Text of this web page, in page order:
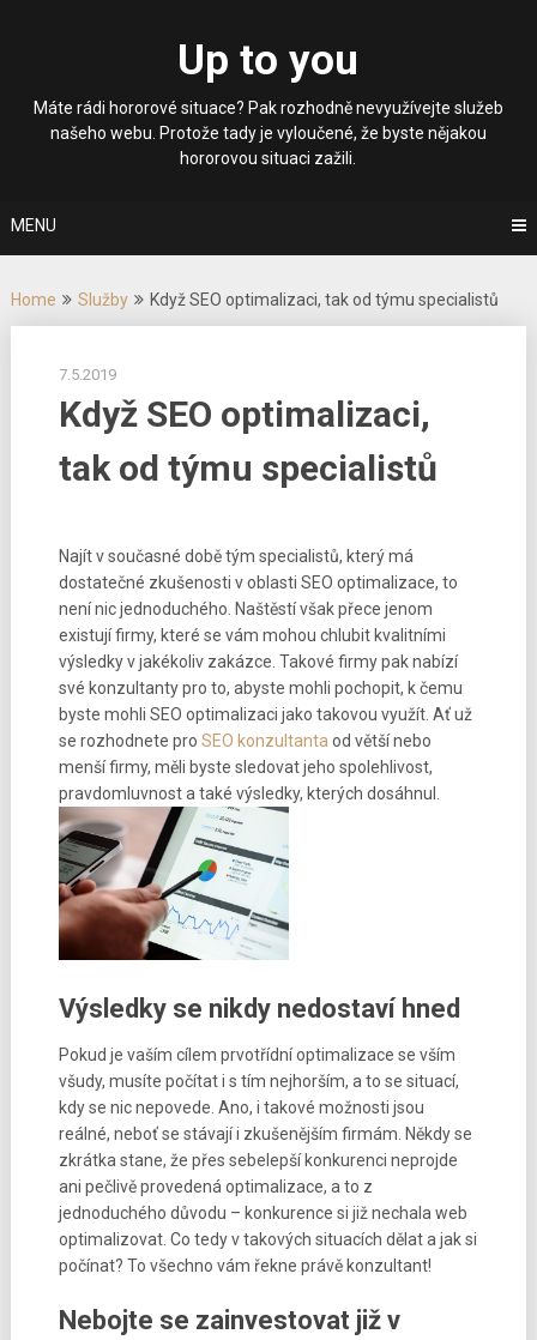
Up to you
Máte rádi hororové situace? Pak rozhodně nevyužívejte služeb
našeho webu. Protože tady je vyloučené, že byste nějakou
hororovou situaci zažili.
MENU
Home Služby Když SEO optimalizaci, tak od týmu specialistů
7.5.2019
Když SEO optimalizaci,
tak od týmu specialistů
Najít v současné době tým specialistů, který má
dostatečné zkušenosti v oblasti SEO optimalizace, to
není nic jednoduchého. Naštěstí však přece jenom
existují firmy, které se vám mohou chlubit kvalitními
výsledky v jakékoliv zakázce. Takové firmy pak nabízí
své konzultanty pro to, abyste mohli pochopit, k čemu
byste mohli SEO optimalizaci jako takovou využít. Ať už
se rozhodnete pro SEO konzultanta od větší nebo
menší firmy, měli byste sledovat jeho spolehlivost,
pravdomluvnost a také výsledky, kterých dosáhnul.
Výsledky se nikdy nedostaví hned
Pokud je vaším cílem prvotřídní optimalizace se vším
všudy, musíte počítat i s tím nejhorším, a to se situací,
kdy se nic nepovede. Ano, i takové možnosti jsou
reálné, neboť se stávají i zkušenějším firmám. Někdy se
zkrátka stane, že přes sebelepší konkurenci neprojde
ani pečlivě provedená optimalizace, a to z
jednoduchého důvodu – konkurence si již nechala web
optimalizovat. Co tedy v takových situacích dělat a jak si
počínat? To všechno vám řekne právě konzultant!
Nebojte se zainvestovat již v